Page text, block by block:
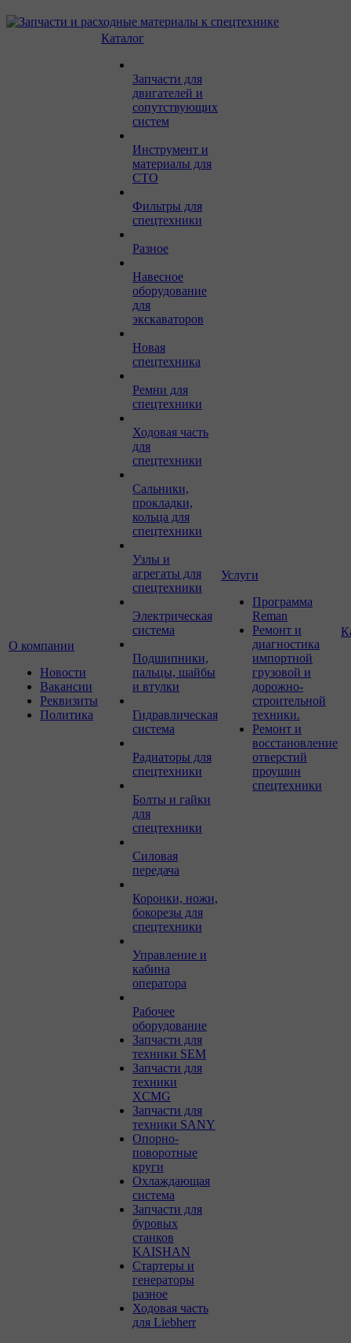
О компании
Новости
Вакансии
Реквизиты
Политика
Каталог
Запчасти для
двигателей и
сопутствующих
систем
Инструмент и
материалы для
СТО
Фильтры для
спецтехники
Разное
Навесное
оборудование
для
экскаваторов
Новая
спецтехника
Ремни для
спецтехники
Ходовая часть
для
спецтехники
Сальники,
прокладки,
кольца для
спецтехники
Узлы и
агрегаты для
спецтехники
Электрическая
система
Подшипники,
пальцы, шайбы
и втулки
Гидравлическая
система
Радиаторы для
спецтехники
Болты и гайки
для
спецтехники
Силовая
передача
Коронки, ножи,
бокорезы для
спецтехники
Управление и
кабина
оператора
Рабочее
оборудование
Запчасти для
техники SEM
Запчасти для
техники
XCMG
Запчасти для
техники SANY
Опорно-
поворотные
круги
Охлаждающая
система
Запчасти для
буровых
станков
KAISHAN
Стартеры и
генераторы
разное
Ходовая часть
для Liebherr
Услуги
Программа
Reman
Ремонт и
диагностика
импортной
грузовой и
дорожно-
строительной
техники.
Ремонт и
восстановление
отверстий
проушин
спецтехники